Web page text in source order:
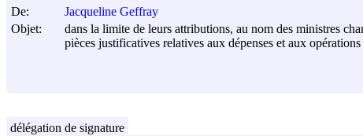
De:
Jacqueline Geffray
Objet:
dans la limite de leurs attributions, au nom des ministres
pièces justificatives relatives aux dépenses et aux
délégation de signature